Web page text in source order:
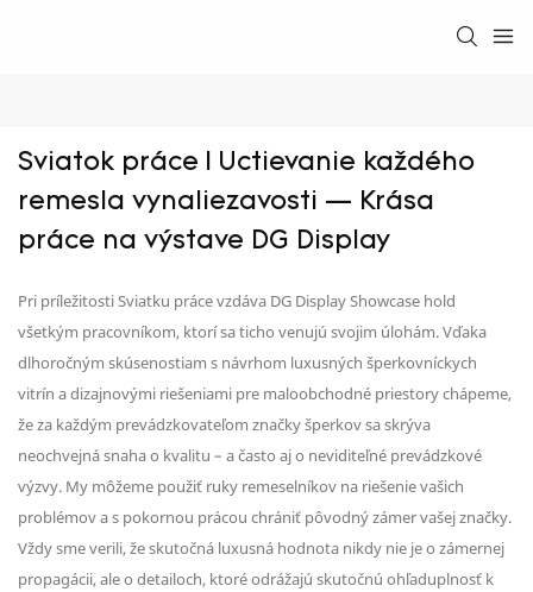
Sviatok práce | Uctievanie každého
remesla vynaliezavosti — Krása
práce na výstave DG Display
Pri príležitosti Sviatku práce vzdáva DG Display Showcase hold
všetkým pracovníkom, ktorí sa ticho venujú svojim úlohám. Vďaka
dlhoročným skúsenostiam s návrhom luxusných šperkovníckych
vitrín a dizajnovými riešeniami pre maloobchodné priestory chápeme,
že za každým prevádzkovateľom značky šperkov sa skrýva
neochvejná snaha o kvalitu – a často aj o neviditeľné prevádzkové
výzvy. My môžeme použiť ruky remeselníkov na riešenie vašich
problémov a s pokornou prácou chrániť pôvodný zámer vašej značky.
Vždy sme verili, že skutočná luxusná hodnota nikdy nie je o zámernej
propagácii, ale o detailoch, ktoré odrážajú skutočnú ohľaduplnosť k